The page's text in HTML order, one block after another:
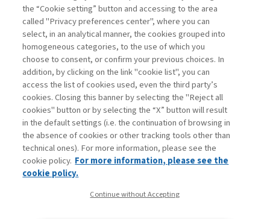
III edizione
ARCHIVE
Contacts
Subscribe
Archived columns
Privacy
the “Cookie setting” button and accessing to the area
called "Privacy preferences center", where you can
select, in an analytical manner, the cookies grouped into
homogeneous categories, to the use of which you
choose to consent, or confirm your previous choices. In
addition, by clicking on the link "cookie list", you can
access the list of cookies used, even the third party’s
cookies. Closing this banner by selecting the "Reject all
cookies" button or by selecting the “X” button will result
in the default settings (i.e. the continuation of browsing in
the absence of cookies or other tracking tools other than
technical ones). For more information, please see the
cookie policy. For more information, please see the
cookie policy.
Continue without Accepting